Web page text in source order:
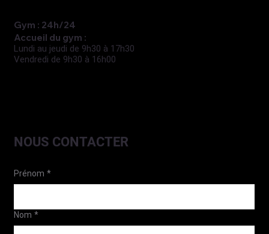
Gym : 24h/24
Accueil du gym :
Lundi au jeudi de 9h30 à 17h30
Vendredi de 9h30 à 16h00
NOUS CONTACTER
Prénom *
Nom *